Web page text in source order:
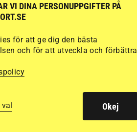
RIDSPORT
BLOGGAR
VI DINA PERSONUPPGIFTER PÅ
för att ge dig den bästa
och för att utveckla och förbättra
val Okej